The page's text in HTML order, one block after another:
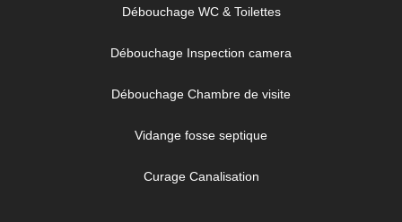
Débouchage WC & Toilettes
Débouchage Inspection camera
Débouchage Chambre de visite
Vidange fosse septique
Curage Canalisation